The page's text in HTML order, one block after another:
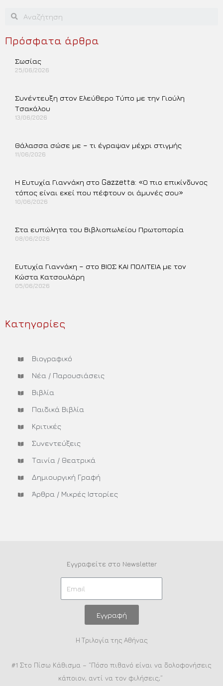
Πρόσφατα άρθρα
Σωσίας
25/06/2026
Συνέντευξη στον Ελεύθερο Τύπο με την Γιούλη
Τσακάλου
13/06/2026
Θάλασσα σώσε με – τι έγραψαν μέχρι στιγμής
11/06/2026
Η Ευτυχία Γιαννάκη στο Gazzetta: «Ο πιο επικίνδυνος
τόπος είναι εκεί που πέφτουν οι άμυνές σου»
10/06/2026
Στα ευπώλητα του Βιβλιοπωλείου Πρωτοπορία
08/06/2026
Ευτυχία Γιαννάκη – στο ΒΙΟΣ ΚΑΙ ΠΟΛΙΤΕΙΑ με τον
Κώστα Κατσουλάρη
05/06/2026
Κατηγορίες
Βιογραφικό
Νέα / Παρουσιάσεις
Βιβλία
Παιδικά Βιβλία
Κριτικές
Συνεντεύξεις
Ταινία / Θεατρικά
Δημιουργική Γραφή
Άρθρα / Μικρές Ιστορίες
Εγγραφείτε στο Newsletter
Εγγραφή
Η Τριλογία της Αθήνας
#1 Στο Πίσω Κάθισμα – “Πόσο πιθανό είναι να δολοφονήσεις
κάποιον, αντί να τον φιλήσεις;”